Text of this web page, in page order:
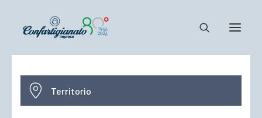
Notizie e Documenti
Confartigianato
Territorio